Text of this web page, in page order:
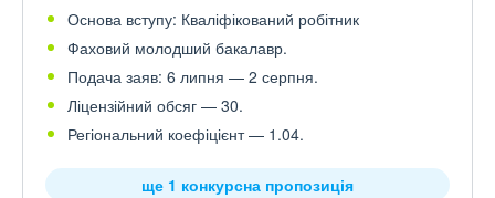
Основа вступу: Кваліфікований робітник
Фаховий молодший бакалавр.
Подача заяв: 6 липня — 2 серпня.
Ліцензійний обсяг — 30.
Регіональний коефіцієнт — 1.04.
ще 1 конкурсна пропозиція